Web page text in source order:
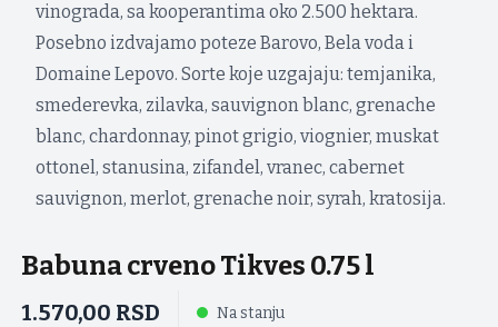
vinograda, sa kooperantima oko 2.500 hektara.
Posebno izdvajamo poteze Barovo, Bela voda i
Domaine Lepovo. Sorte koje uzgajaju: temjanika,
smederevka, zilavka, sauvignon blanc, grenache
blanc, chardonnay, pinot grigio, viognier, muskat
ottonel, stanusina, zifandel, vranec, cabernet
sauvignon, merlot, grenache noir, syrah, kratosija.
Babuna crveno Tikves 0.75 l
1.570,00 RSD Na stanju